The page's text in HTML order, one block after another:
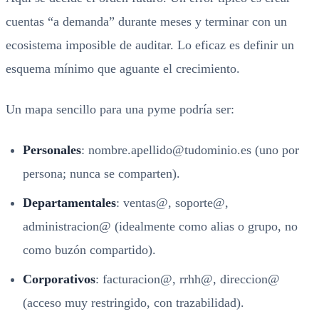
cuentas “a demanda” durante meses y terminar con un
ecosistema imposible de auditar. Lo eficaz es definir un
esquema mínimo que aguante el crecimiento.
Un mapa sencillo para una pyme podría ser:
Personales: nombre.apellido@tudominio.es (uno por
persona; nunca se comparten).
Departamentales: ventas@, soporte@,
administracion@ (idealmente como alias o grupo, no
como buzón compartido).
Corporativos: facturacion@, rrhh@, direccion@
(acceso muy restringido, con trazabilidad).